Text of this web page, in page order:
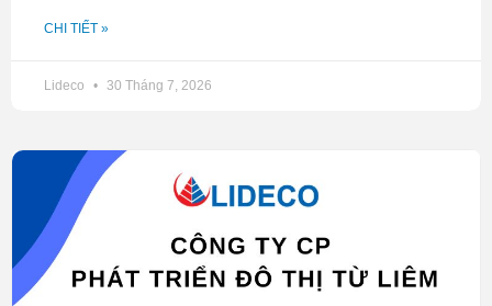
CHI TIẾT »
Lideco 30 Tháng 7, 2026